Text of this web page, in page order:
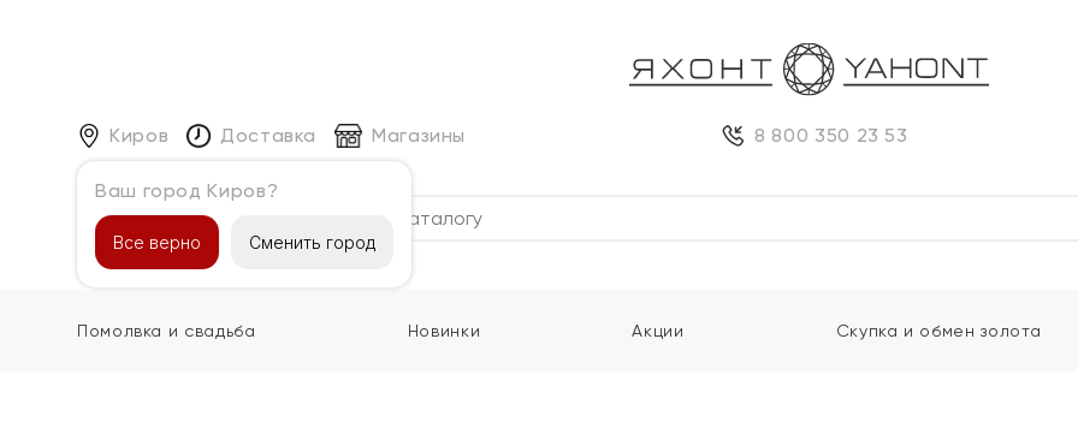
Киров
Ваш город Киров?
Все верно Сменить город
Доставка Магазины 8 800 350 23 53
Каталог
Помолвка и свадьба Новинки Акции Скупка и обмен золота